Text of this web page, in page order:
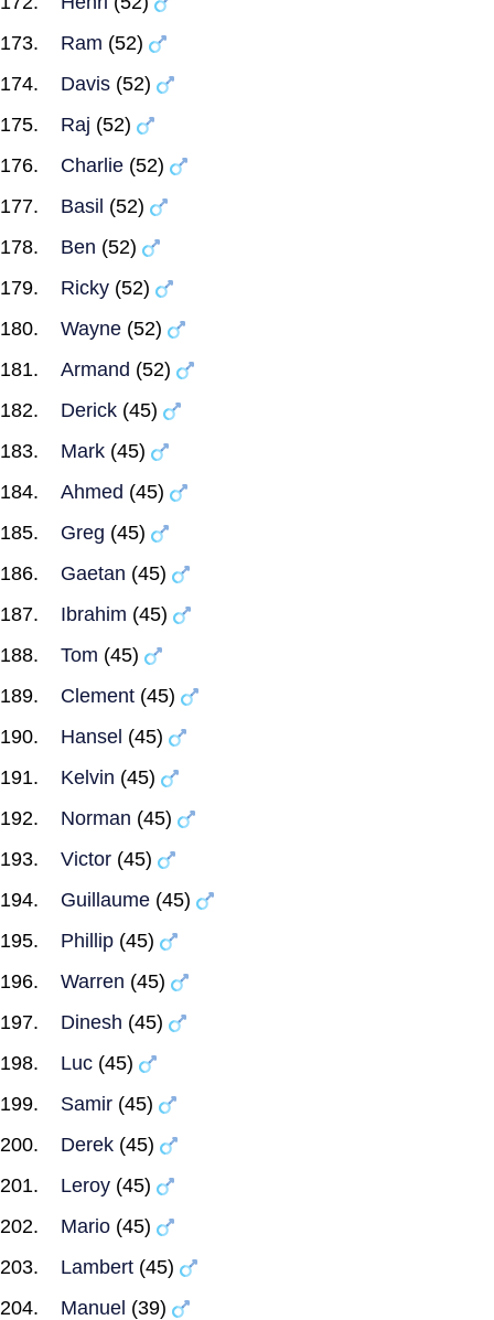
Ram (52)
Davis (52)
Raj (52)
Charlie (52)
Basil (52)
Ben (52)
Ricky (52)
Wayne (52)
Armand (52)
Derick (45)
Mark (45)
Ahmed (45)
Greg (45)
Gaetan (45)
Ibrahim (45)
Tom (45)
Clement (45)
Hansel (45)
Kelvin (45)
Norman (45)
Victor (45)
Guillaume (45)
Phillip (45)
Warren (45)
Dinesh (45)
Luc (45)
Samir (45)
Derek (45)
Leroy (45)
Mario (45)
Lambert (45)
Manuel (39)